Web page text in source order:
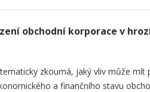
obchodní korporace v
zkoumá, jaký vliv může mít
a finančního stavu